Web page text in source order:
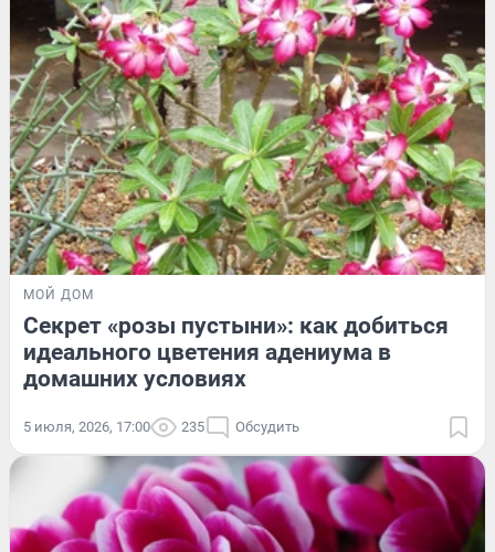
МОЙ ДОМ
Секрет «розы пустыни»: как добиться
идеального цветения адениума в
домашних условиях
5 июля, 2026, 17:00 235 Обсудить